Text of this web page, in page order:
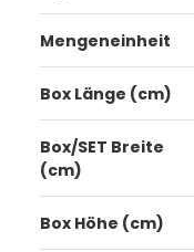
Mengeneinheit
Box Länge (cm)
Box/SET Breite
(cm)
Box Höhe (cm)